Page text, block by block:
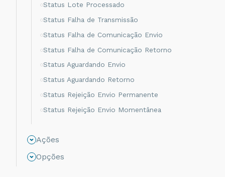
Status Lote Processado
Status Falha de Transmissão
Status Falha de Comunicação Envio
Status Falha de Comunicação Retorno
Status Aguardando Envio
Status Aguardando Retorno
Status Rejeição Envio Permanente
Status Rejeição Envio Momentânea
Status Rejeição Retorno Permanente
Status Não Processado
Ações
Opções